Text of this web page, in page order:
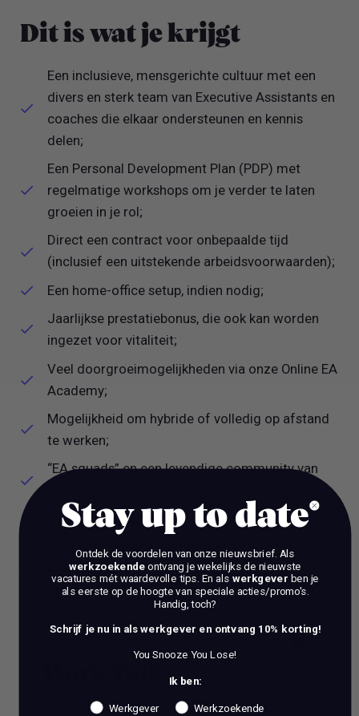
Dit is wat je krijgt
Een inclusieve, mensgerichte cultuur met een
divers en sterk team van Executive Assistants en
coaches die elkaar ondersteunen en kennis
delen;
Een Personal Development Plan (PDP) met
regelmatige workshops om je verder te laten
groeien in je rol;
Direct een contract voor onbepaalde tijd
(inclusief een uitstekende arbeidsvoorwaarden);
Een home-office setup, indien nodig;
Jaarlijkse prestatiebonus, die ook kan worden
ingezet voor vitaliteit;
Veel doorgroeimogelijkheden via onze Online EA
Academy;
Mogelijkheid om hybride of volledig op afstand
te werken;
“EA squads” en een levendige community van
Dagelijks werkplezier en regelmatige teamuitjes;
Werktijden binnen kantooruren (9.00 – 18.00)
met aandacht voor een gezonde work-life
balance.
Work Talks
Wil je een stap vooruit zetten in je carrière?
Stay up to date
Ontdek de voordelen van onze nieuwsbrief. Als
werkzoekendeontvang je wekelijks de nieuwste
vacatures mét waardevolle tips. En als werkgever ben je
als eerste op de hoogte van speciale acties/promo's.
Handig, toch?
Schrijf je nu in als werkgever en ontvang 10% korting!
You Snooze You Lose!
Ik ben:
Werkgever Werkzoekende